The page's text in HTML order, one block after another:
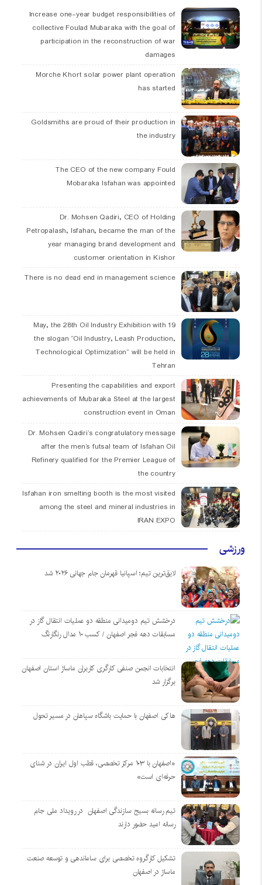
Increase one-year budget responsibilities of
collective Foulad Mubaraka with the goal of
participation in the reconstruction of war
damages
Morche Khort solar power plant operation
has started
Goldsmiths are proud of their production in
the industry
The CEO of the new company Fould
Mobaraka Isfahan was appointed
Dr. Mohsen Qadiri, CEO of Holding
Petropalash, Isfahan, became the man of the
year managing brand development and
customer orientation in Kishor
There is no dead end in management science
19 May, the 28th Oil Industry Exhibition with
the slogan “Oil Industry, Leash Production,
Technological Optimization” will be held in
Tehran
Presenting the capabilities and export
achievements of Mubaraka Steel at the largest
construction event in Oman
Dr. Mohsen Qadiri’s congratulatory message
after the men’s futsal team of Isfahan Oil
Refinery qualified for the Premier League of
the country
Isfahan iron smelting booth is the most visited
among the steel and mineral industries in
IRAN EXPO
ورزشی
لایق‌ترین تیم؛ اسپانیا قهرمان جام جهانی ۲۰۲۶ شد
درخشش تیم دومیدانی منطقه دو عملیات انتقال گاز در
مسابقات دهه فجر اصفهان / کسب ۱۰ مدال رنگارنگ
انتخابات انجمن صنفی کارگری کاربران ماساژ استان اصفهان
برگزار شد
هاکی اصفهان با حمایت باشگاه سپاهان در مسیر تحول
«اصفهان با ۱۰۳ مرکز تخصصی، قطب اول ایران در شنای
حرفه‌ای است»
تیم رسانه بسیج سازندگی اصفهان در رویداد ملی جام
رسانه امید حضور دارند
تشکیل کارگروه تخصصی برای ساماندهی و توسعه صنعت
ماساژ در اصفهان